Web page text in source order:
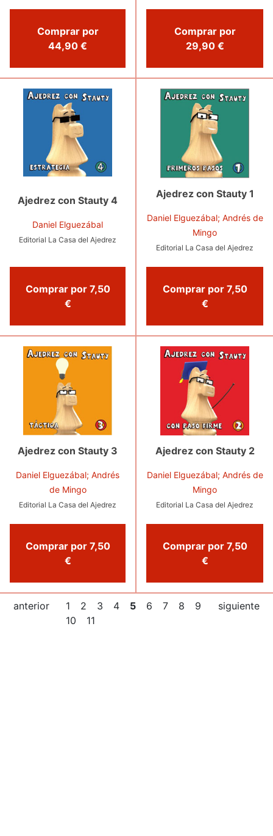
Comprar por
44,90 €
Comprar por
29,90 €
Ajedrez con Stauty 4
Daniel Elguezábal
Editorial La Casa del Ajedrez
Comprar por 7,50
€
Ajedrez con Stauty 1
Daniel Elguezábal; Andrés de
Mingo
Editorial La Casa del Ajedrez
Comprar por 7,50
€
Ajedrez con Stauty 3
Daniel Elguezábal; Andrés
de Mingo
Editorial La Casa del Ajedrez
Comprar por 7,50
€
Ajedrez con Stauty 2
Daniel Elguezábal; Andrés de
Mingo
Editorial La Casa del Ajedrez
Comprar por 7,50
€
anterior 1 2 3 4 5 6 7 8
9
10
11
siguiente